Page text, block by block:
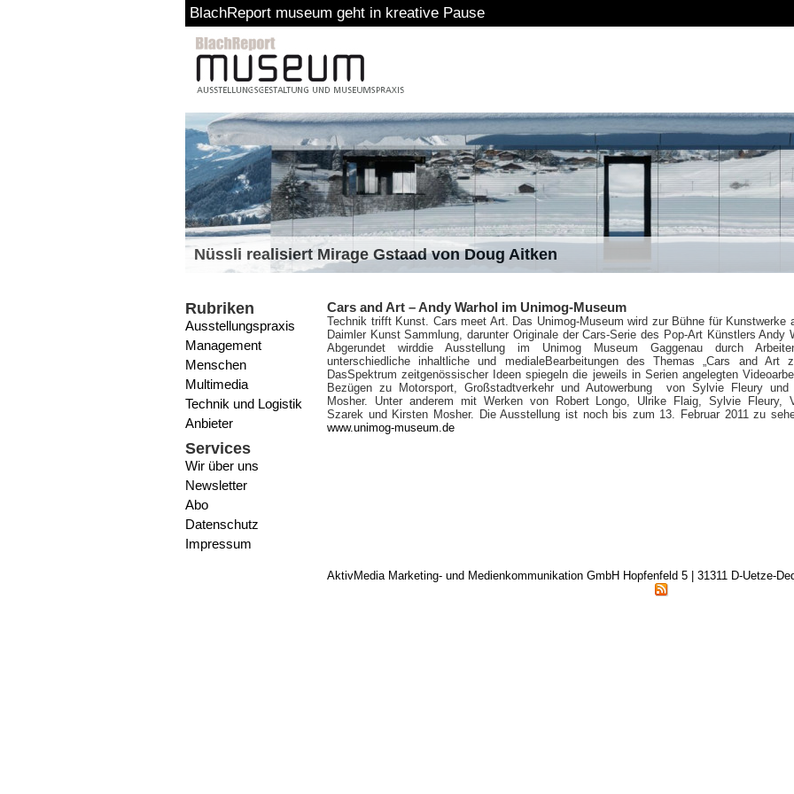
BlachReport museum geht in kreative Pause
Nüssli realisiert Mirage Gstaad von Doug Aitken
Rubriken
Ausstellungspraxis
Management
Menschen
Multimedia
Technik und Logistik
Anbieter
Services
Wir über uns
Newsletter
Abo
Datenschutz
Impressum
Cars and Art – Andy Warhol im Unimog-Museum
Technik trifft Kunst. Cars meet Art. Das Unimog-Museum wird zur Bühne für Kunstwerke
Daimler Kunst Sammlung, darunter Originale der Cars-Serie des Pop-Art Künstlers Andy
Abgerundet wirddie Ausstellung im Unimog Museum Gaggenau durch
unterschiedliche inhaltliche und medialeBearbeitungen des Themas „Cars and Art
DasSpektrum zeitgenössischer Ideen spiegeln die jeweils in Serien angelegten
Bezügen zu Motorsport, Großstadtverkehr und Autowerbung von Sylvie Fleury und
Mosher. Unter anderem mit Werken von Robert Longo, Ulrike Flaig, Sylvie Fleury,
Szarek und Kirsten Mosher. Die Ausstellung ist noch bis zum 13. Februar 2011 zu
www.unimog-museum.de
AktivMedia Marketing- und Medienkommunikation GmbH Hopfenfeld 5 | 31311 D-Uetze-